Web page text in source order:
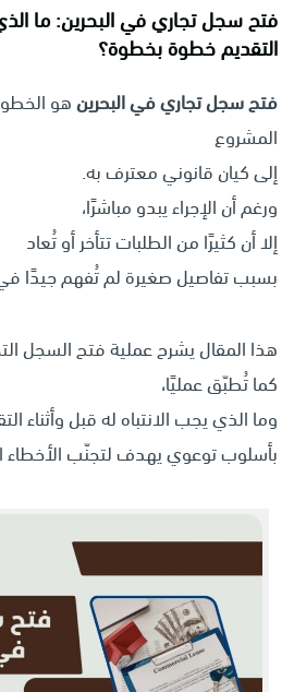
فتح سجل تجاري في البحرين: ما
التقديم خطوة بخطوة؟
فتح سجل تجاري في البحرينهو
المشروع
إلى كيان قانوني معترف به.
ورغم أن الإجراء يبدو مباشرًا،
إلا أن كثيرًا من الطلبات تتأخر أو تُعاد
بسبب تفاصيل صغيرة لم تُفهم جيدًا في
هذا المقال يشرح عملية فتح السجل
كما تُطبّق عمليًا،
وما الذي يجب الانتباه له قبل وأثناء
بأسلوب توعوي يهدف لتجنّب الأخطاء